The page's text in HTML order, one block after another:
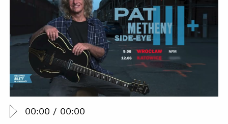
00:00 / 00:00